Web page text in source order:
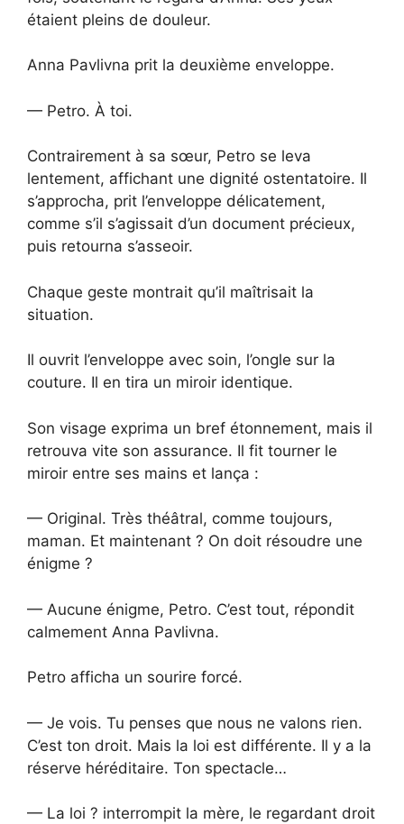
étaient pleins de douleur.
Anna Pavlivna prit la deuxième enveloppe.
— Petro. À toi.
Contrairement à sa sœur, Petro se leva
lentement, affichant une dignité ostentatoire. Il
s’approcha, prit l’enveloppe délicatement,
comme s’il s’agissait d’un document précieux,
puis retourna s’asseoir.
Chaque geste montrait qu’il maîtrisait la
situation.
Il ouvrit l’enveloppe avec soin, l’ongle sur la
couture. Il en tira un miroir identique.
Son visage exprima un bref étonnement, mais il
retrouva vite son assurance. Il fit tourner le
miroir entre ses mains et lança :
— Original. Très théâtral, comme toujours,
maman. Et maintenant ? On doit résoudre une
énigme ?
— Aucune énigme, Petro. C’est tout, répondit
calmement Anna Pavlivna.
Petro afficha un sourire forcé.
— Je vois. Tu penses que nous ne valons rien.
C’est ton droit. Mais la loi est différente. Il y a la
réserve héréditaire. Ton spectacle…
— La loi ? interrompit la mère, le regardant droit